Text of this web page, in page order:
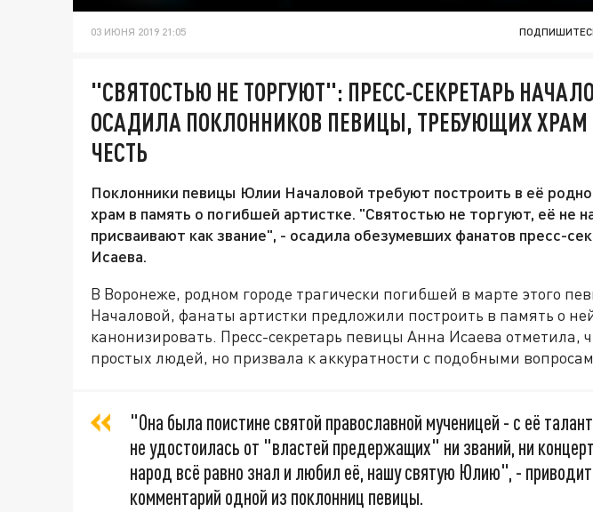
03 ИЮНЯ 2019 21:05
"СВЯТОСТЬЮ НЕ ТОРГУЮТ": ПРЕСС-СЕКРЕТАРЬ
ОСАДИЛА ПОКЛОННИКОВ ПЕВИЦЫ, ТРЕБУЮЩИХ ХРАМ
ЧЕСТЬ
Поклонники певицы Юлии Началовой требуют построить в её
храм в память о погибшей артистке. "Святостью не торгуют, её не
присваивают как звание", - осадила обезумевших фанатов пресс-
Исаева.
В Воронеже, родном городе трагически погибшей в марте этого
Началовой, фанаты артистки предложили построить в память о
канонизировать. Пресс-секретарь певицы Анна Исаева отметила,
простых людей, но призвала к аккуратности с подобными
"Она была поистине святой православной мученицей - с её
не удостоилась от "властей предержащих" ни званий, ни
народ всё равно знал и любил её, нашу святую Юлию", -
комментарий одной из поклонниц певицы.